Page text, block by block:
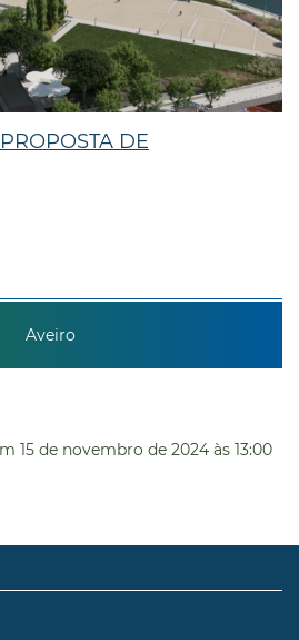
DE
Aveiro
15 de novembro de 2024 às 13:00